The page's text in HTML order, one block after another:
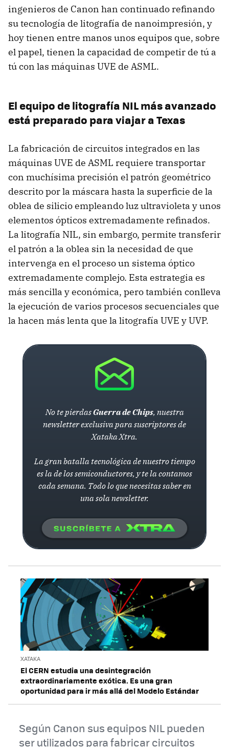
ingenieros de Canon han continuado refinando
su tecnología de litografía de nanoimpresión, y
hoy tienen entre manos unos equipos que, sobre
el papel, tienen la capacidad de competir de tú a
tú con las máquinas UVE de ASML.
El equipo de litografía NIL más avanzado
está preparado para viajar a Texas
La fabricación de circuitos integrados en las
máquinas UVE de ASML requiere transportar
con muchísima precisión el patrón geométrico
descrito por la máscara hasta la superficie de la
oblea de silicio empleando luz ultravioleta y unos
elementos ópticos extremadamente refinados.
La litografía NIL, sin embargo, permite transferir
el patrón a la oblea sin la necesidad de que
intervenga en el proceso un sistema óptico
extremadamente complejo. Esta estrategia es
más sencilla y económica, pero también conlleva
la ejecución de varios procesos secuenciales que
la hacen más lenta que la litografía UVE y UVP.
No te pierdasGuerra de Chips, nuestra
newsletter exclusiva para suscriptores de
Xataka Xtra.
La gran batalla tecnológica de nuestro tiempo
es la de los semiconductores, y te la contamos
cada semana. Todo lo que necesitas saber en
una sola newsletter.
XATAKA
El CERN estudia una desintegración
extraordinariamente exótica. Es una gran
oportunidad para ir más allá del Modelo Estándar
Según Canon sus equipos NIL pueden
ser utilizados para fabricar circuitos